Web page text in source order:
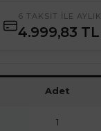
6 TAKSİT İLE AYLIK
4.999,83 TL
Adet
1